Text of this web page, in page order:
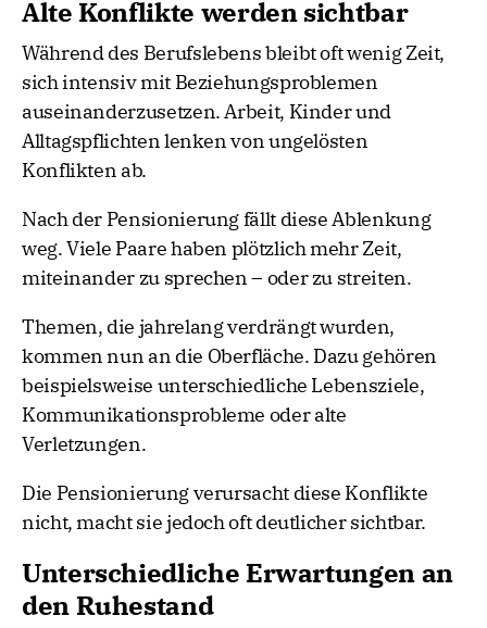
Alte Konflikte werden sichtbar
Während des Berufslebens bleibt oft wenig Zeit,
sich intensiv mit Beziehungsproblemen
auseinanderzusetzen. Arbeit, Kinder und
Alltagspflichten lenken von ungelösten
Konflikten ab.
Nach der Pensionierung fällt diese Ablenkung
weg. Viele Paare haben plötzlich mehr Zeit,
miteinander zu sprechen – oder zu streiten.
Themen, die jahrelang verdrängt wurden,
kommen nun an die Oberfläche. Dazu gehören
beispielsweise unterschiedliche Lebensziele,
Kommunikationsprobleme oder alte
Verletzungen.
Die Pensionierung verursacht diese Konflikte
nicht, macht sie jedoch oft deutlicher sichtbar.
Unterschiedliche Erwartungen an
den Ruhestand